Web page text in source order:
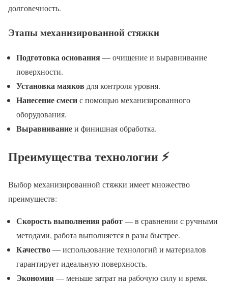
долговечность.
Этапы механизированной стяжки
Подготовка основания— очищение и выравнивание
поверхности.
Установка маяков для контроля уровня.
Нанесение смесис помощью механизированного
оборудования.
Выравниваниеи финишная обработка.
Преимущества технологии ⚡
Выбор механизированной стяжки имеет множество
преимуществ:
Скорость выполнения работ— в сравнении с ручными
методами, работа выполняется в разы быстрее.
Качество— использование технологий и материалов
гарантирует идеальную поверхность.
Экономия— меньше затрат на рабочую силу и время.